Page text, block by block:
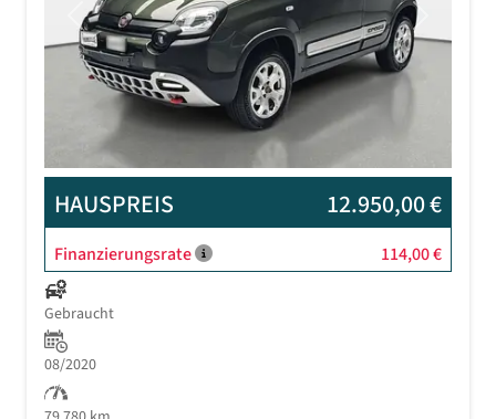
Previous
HAUSPREIS 12.950,00 €
Finanzierungsrate 114,00 €
Gebraucht
08/2020